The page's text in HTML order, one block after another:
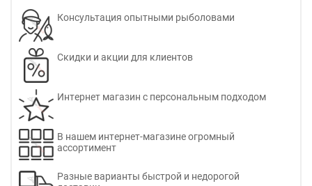
Консультация опытными рыболовами
Скидки и акции для клиентов
Интернет магазин с персональным подходом
В нашем интернет-магазине огромный
ассортимент
Разные варианты быстрой и недорогой